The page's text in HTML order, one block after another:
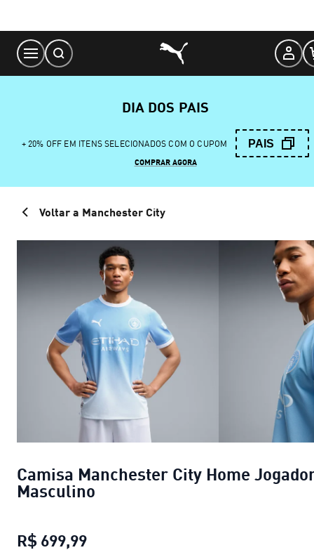
Content
DIA DOS PAIS
+ 20% OFF EM ITENS SELECIONADOS COM O CUPOM PAIS
COMPRAR AGORA
Voltar a Manchester City
Camisa Manchester City Home
Masculino
R$ 699,99